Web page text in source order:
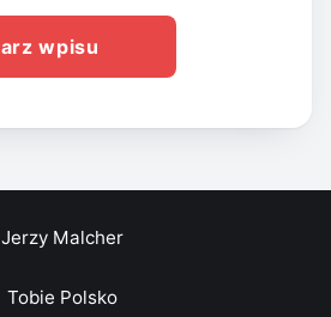
Jerzy Malcher
Tobie Polsko